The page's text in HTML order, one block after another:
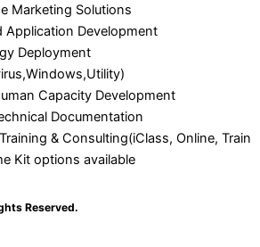
Marketing Solutions
Application Development
Deployment
Capacity Development
Documentation
& Consulting(iClass, Online, Train
Kit options available
Reserved.